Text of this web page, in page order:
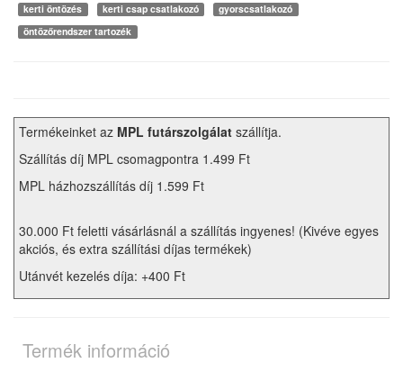
kerti öntözés
kerti csap csatlakozó
gyorscsatlakozó
öntözőrendszer tartozék
Termékeinket az MPL futárszolgálat szállítja.
Szállítás díj MPL csomagpontra 1.499 Ft
MPL házhozszállítás díj 1.599 Ft
30.000 Ft feletti vásárlásnál a szállítás ingyenes! (Kivéve egyes
akciós, és extra szállítási díjas termékek)
Utánvét kezelés díja: +400 Ft
Termék információ